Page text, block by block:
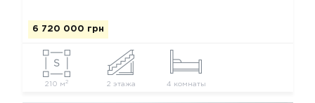
6 720 000 грн
210 м2 2 этажа 4 комнаты